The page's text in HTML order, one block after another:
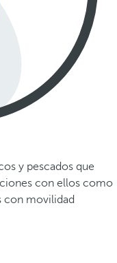
y pescados que
con ellos como
con movilidad